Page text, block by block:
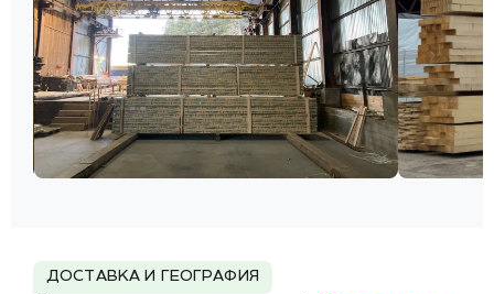
ДОСТАВКА И ГЕОГРАФИЯ